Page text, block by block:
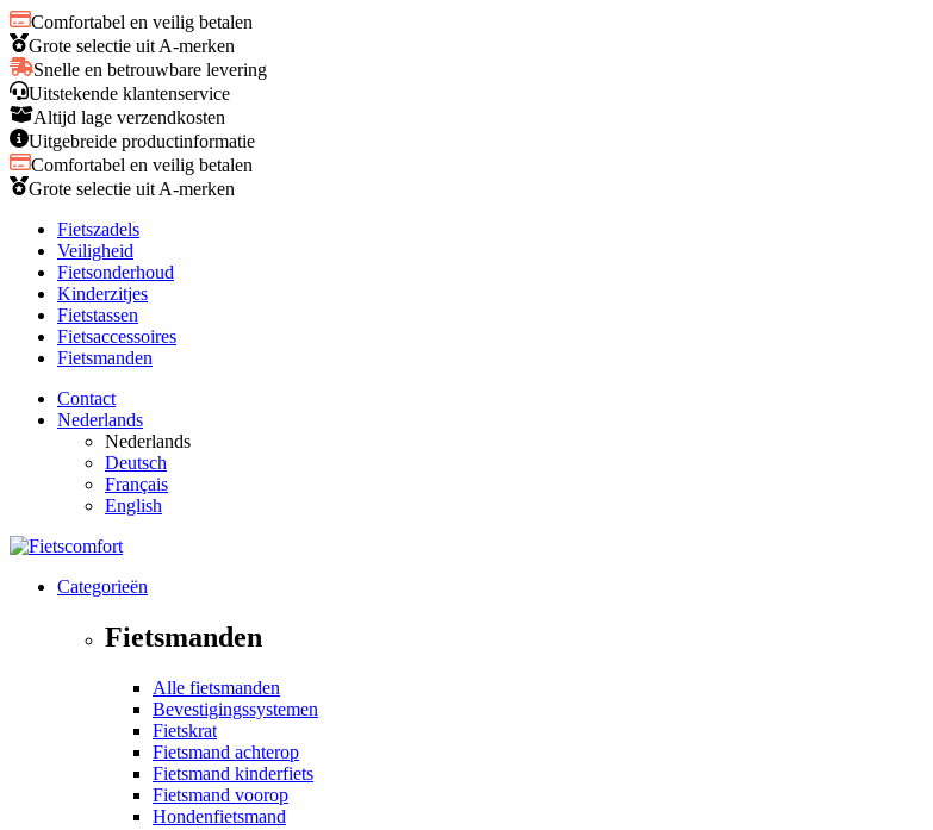
Comfortabel en veilig betalen
Grote selectie uit A-merken
Snelle en betrouwbare levering
Uitstekende klantenservice
Altijd lage verzendkosten
Uitgebreide productinformatie
Comfortabel en veilig betalen
Grote selectie uit A-merken
Fietszadels
Veiligheid
Fietsonderhoud
Kinderzitjes
Fietstassen
Fietsaccessoires
Fietsmanden
Contact
Nederlands
Nederlands
Deutsch
Français
English
Categorieën
Fietsmanden
Alle fietsmanden
Bevestigingssystemen
Fietskrat
Fietsmand achterop
Fietsmand kinderfiets
Fietsmand voorop
Hondenfietsmand